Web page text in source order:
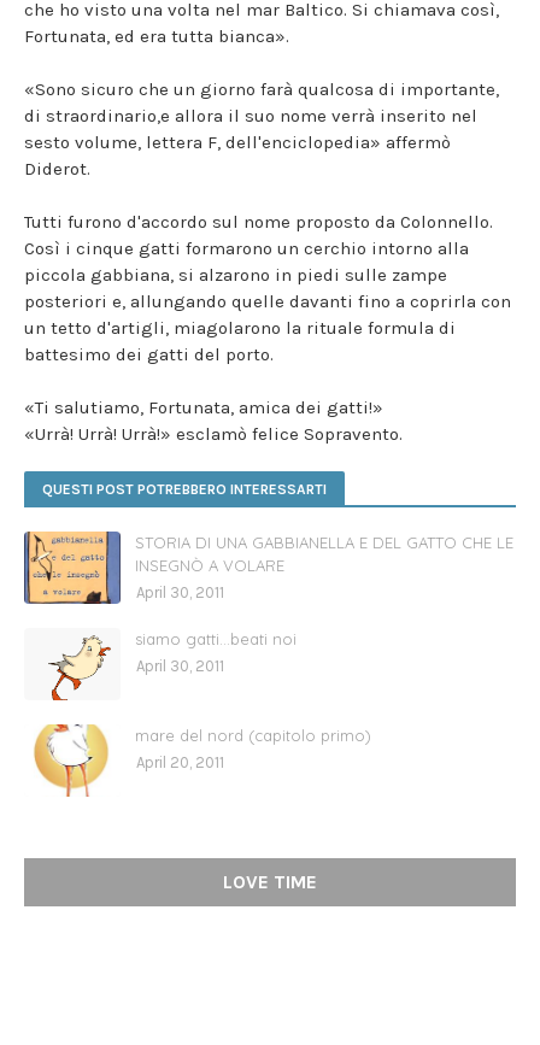
che ho visto una volta nel mar Baltico. Si chiamava così,
Fortunata, ed era tutta bianca».
«Sono sicuro che un giorno farà qualcosa di importante,
di straordinario,e allora il suo nome verrà inserito nel
sesto volume, lettera F, dell'enciclopedia» affermò
Diderot.
Tutti furono d'accordo sul nome proposto da Colonnello.
Così i cinque gatti formarono un cerchio intorno alla
piccola gabbiana, si alzarono in piedi sulle zampe
posteriori e, allungando quelle davanti fino a coprirla con
un tetto d'artigli, miagolarono la rituale formula di
battesimo dei gatti del porto.
«Ti salutiamo, Fortunata, amica dei gatti!»
«Urrà! Urrà! Urrà!» esclamò felice Sopravento.
QUESTI POST POTREBBERO INTERESSARTI
STORIA DI UNA GABBIANELLA E DEL GATTO CHE LE
INSEGNÒ A VOLARE
April 30, 2011
siamo gatti...beati noi
April 30, 2011
mare del nord (capitolo primo)
April 20, 2011
LOVE TIME